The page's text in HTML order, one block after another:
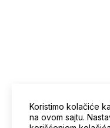
Koristimo kolačiće
na ovom sajtu.